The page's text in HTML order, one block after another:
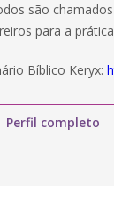
são
para a
Bíblico Keryx:
Perfil completo